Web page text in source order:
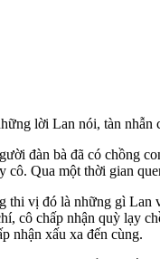
lời Lan nói, tàn nhẫn
đàn bà đã có chồng
cô. Qua một thời gian
thi vị đó là những gì Lan
cô chấp nhận quỳ lạy
nhận xấu xa đến cùng.